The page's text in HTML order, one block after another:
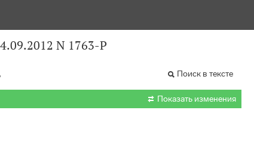
N 1763-Р
Поиск в тексте
 Показать изменения